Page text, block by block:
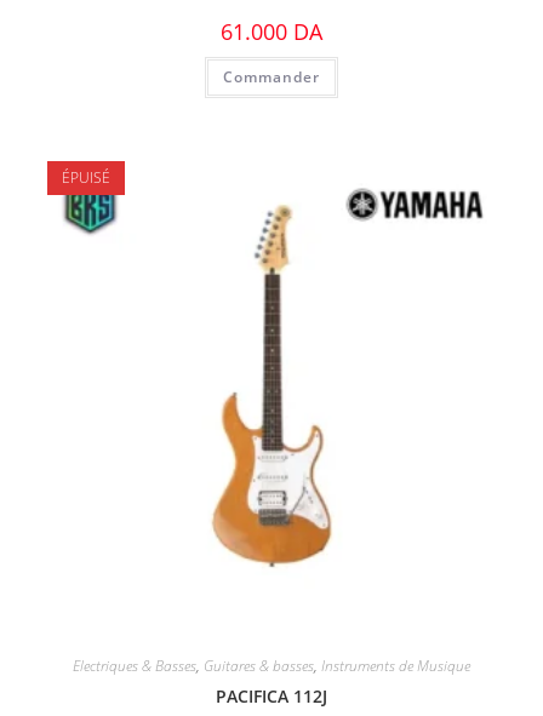
61.000 DA
Commander
ÉPUISÉ
Electriques & Basses, Guitares & basses, Instruments de Musique
PACIFICA 112J